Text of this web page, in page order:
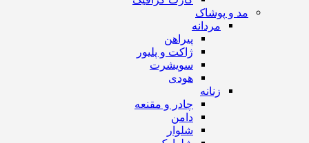
مد و پوشاک
مردانه
پیراهن
ژاکت و پلیور
سویشرت
هودی
زنانه
چادر و مقنعه
دامن
شلوار